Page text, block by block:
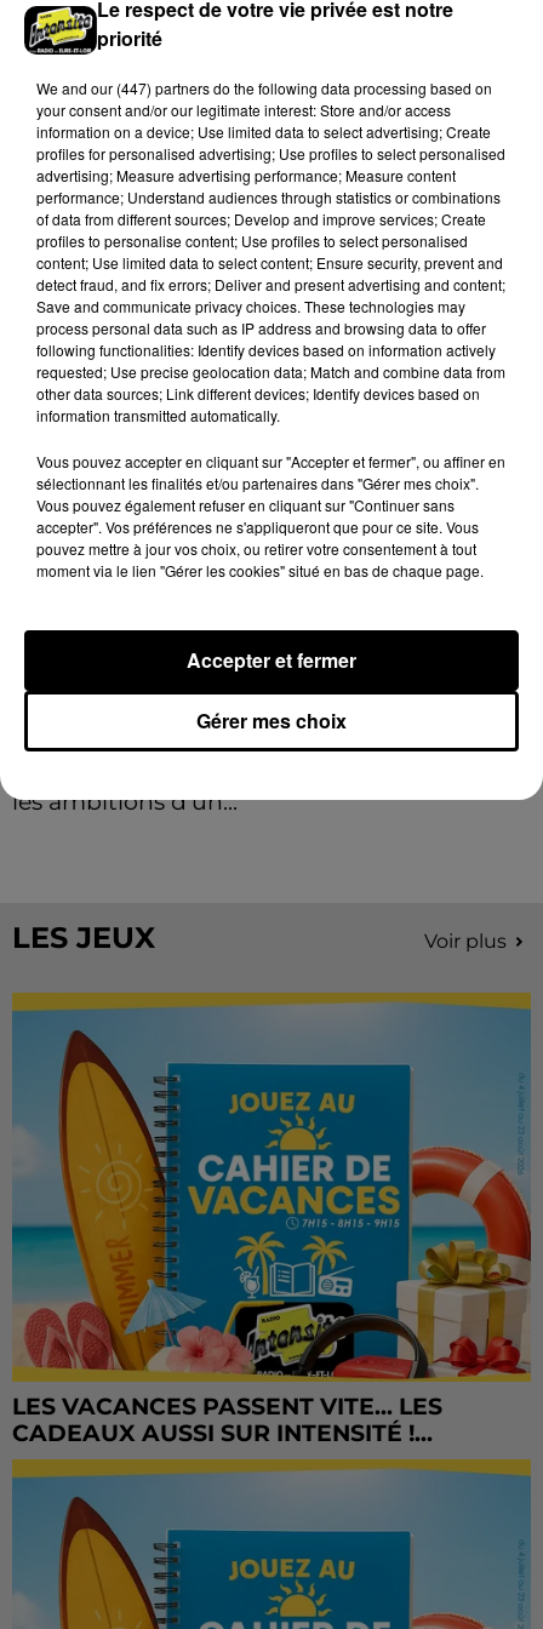
Loir-et-Cher : un pyromane interpellé grâce
au sang-froid des...
Samedi 25 juillet, plus d'une dizaine de feux de
champs et de sous-bois ont été déclenchés dans le
secteur de Fontaine-les-Côteaux, Montoire et Lunay.
Grâce...
LE GRAND FORMAT Voir plus
les ambitions d'un...
LES JEUX Voir plus
LES VACANCES PASSENT VITE... LES
CADEAUX AUSSI SUR INTENSITÉ !...
Le respect de votre vie privée est notre
priorité
We and our (447) partnersdo the following data processing based on
your consent and/or our legitimate interest: Store and/or access
information on a device; Use limited data to select advertising; Create
profiles for personalised advertising; Use profiles to select personalised
advertising; Measure advertising performance; Measure content
performance; Understand audiences through statistics or combinations
of data from different sources; Develop and improve services; Create
profiles to personalise content; Use profiles to select personalised
content; Use limited data to select content; Ensure security, prevent and
detect fraud, and fix errors; Deliver and present advertising and content;
Save and communicate privacy choices. These technologies may
process personal data such as IP address and browsing data to offer
following functionalities: Identify devices based on information actively
requested; Use precise geolocation data; Match and combine data from
other data sources; Link different devices; Identify devices based on
information transmitted automatically.
Vous pouvez accepter en cliquant sur "Accepter et fermer", ou affiner en
sélectionnant les finalités et/ou partenaires dans "Gérer mes choix".
Vous pouvez également refuser en cliquant sur "Continuer sans
accepter". Vos préférences ne s'appliqueront que pour ce site. Vous
pouvez mettre à jour vos choix, ou retirer votre consentement à tout
moment via le lien "Gérer les cookies" situé en bas de chaque page.
Gérer mes choix
Accepter et fermer